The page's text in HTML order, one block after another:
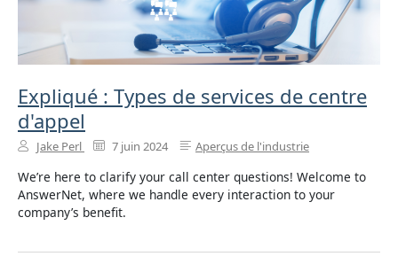
Expliqué : Types de services de centre
d'appel
Jake Perl 7 juin 2024 Aperçus de l'industrie
We’re here to clarify your call center questions! Welcome to
AnswerNet, where we handle every interaction to your
company’s benefit.